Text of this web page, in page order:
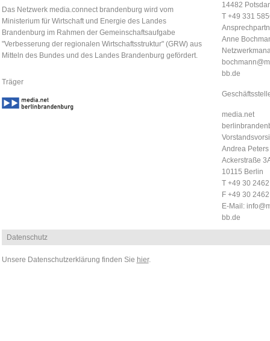
Das Netzwerk media.connect brandenburg wird vom
Ministerium für Wirtschaft und Energie des Landes
Brandenburg im Rahmen der Gemeinschaftsaufgabe
"Verbesserung der regionalen Wirtschaftsstruktur" (GRW) aus
Mitteln des Bundes und des Landes Brandenburg gefördert.
Träger
14482
T +49 331
Anne
bb.de
media.net
Andrea Peters
Ackerstraße
10115 Berlin
T +49 30
F +49 30
E-Mail:
bb.de
Datenschutz
Unsere Datenschutzerklärung finden Sie hier.